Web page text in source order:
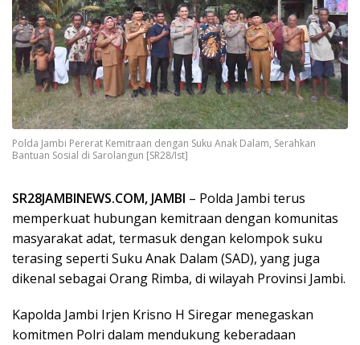
Polda Jambi Pererat Kemitraan dengan Suku Anak Dalam, Serahkan
Bantuan Sosial di Sarolangun [SR28/Ist]
SR28JAMBINEWS.COM, JAMBI – Polda Jambi terus
memperkuat hubungan kemitraan dengan komunitas
masyarakat adat, termasuk dengan kelompok suku
terasing seperti Suku Anak Dalam (SAD), yang juga
dikenal sebagai Orang Rimba, di wilayah Provinsi Jambi.
Kapolda Jambi Irjen Krisno H Siregar menegaskan
komitmen Polri dalam mendukung keberadaan